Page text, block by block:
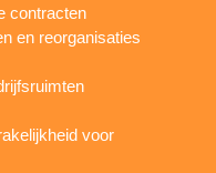
contracten
en reorganisaties
voor